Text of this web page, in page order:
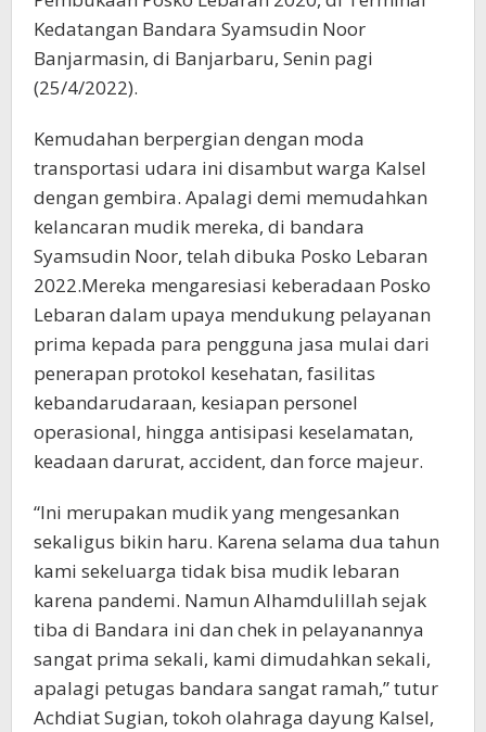
Kedatangan Bandara Syamsudin Noor
Banjarmasin, di Banjarbaru, Senin pagi
(25/4/2022).
Kemudahan berpergian dengan moda
transportasi udara ini disambut warga Kalsel
dengan gembira. Apalagi demi memudahkan
kelancaran mudik mereka, di bandara
Syamsudin Noor, telah dibuka Posko Lebaran
2022.Mereka mengaresiasi keberadaan Posko
Lebaran dalam upaya mendukung pelayanan
prima kepada para pengguna jasa mulai dari
penerapan protokol kesehatan, fasilitas
kebandarudaraan, kesiapan personel
operasional, hingga antisipasi keselamatan,
keadaan darurat, accident, dan force majeur.
“Ini merupakan mudik yang mengesankan
sekaligus bikin haru. Karena selama dua tahun
kami sekeluarga tidak bisa mudik lebaran
karena pandemi. Namun Alhamdulillah sejak
tiba di Bandara ini dan chek in pelayanannya
sangat prima sekali, kami dimudahkan sekali,
apalagi petugas bandara sangat ramah,” tutur
Achdiat Sugian, tokoh olahraga dayung Kalsel,